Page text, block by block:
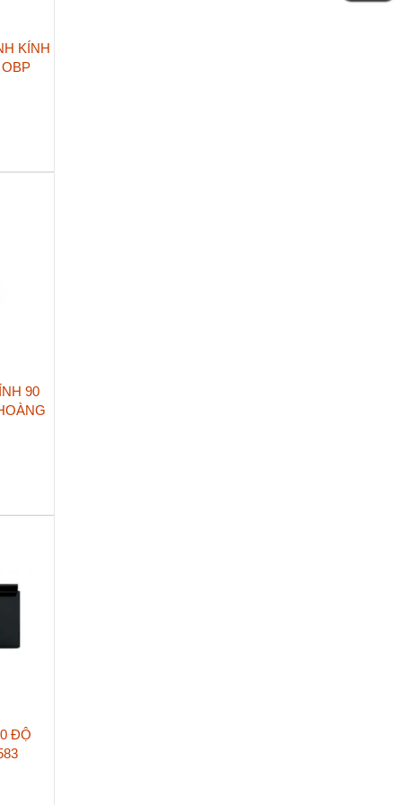
KÍNH
90
ĐỘ